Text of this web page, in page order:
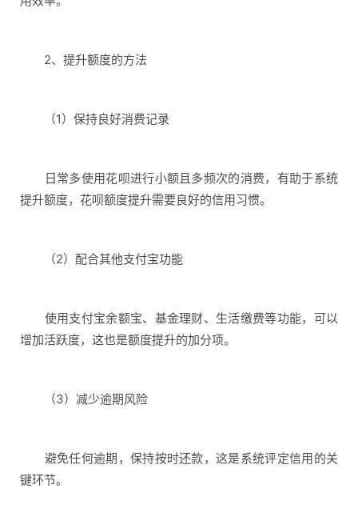
2、提升额度的方法
（1）保持良好消费记录
日常多使用花呗进行小额且多频次的消费，有助于系统
提升额度，花呗额度提升需要良好的信用习惯。
（2）配合其他支付宝功能
使用支付宝余额宝、基金理财、生活缴费等功能，可以
增加活跃度，这也是额度提升的加分项。
（3）减少逾期风险
避免任何逾期，保持按时还款，这是系统评定信用的关
键环节。